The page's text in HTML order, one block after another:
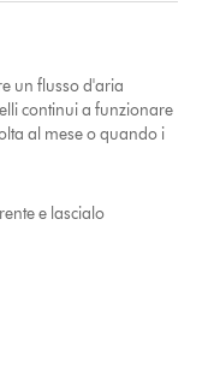
un flusso d'aria
continui a funzionare
al mese o quando i
e lascialo